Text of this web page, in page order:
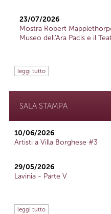
23/07/2026
Mostra Robert
Museo dell'Ara Pacis e il
leggi tutto
SALA STAMPA
10/06/2026
Artisti a Villa Borghese #3
29/05/2026
Lavinia - Parte V
leggi tutto